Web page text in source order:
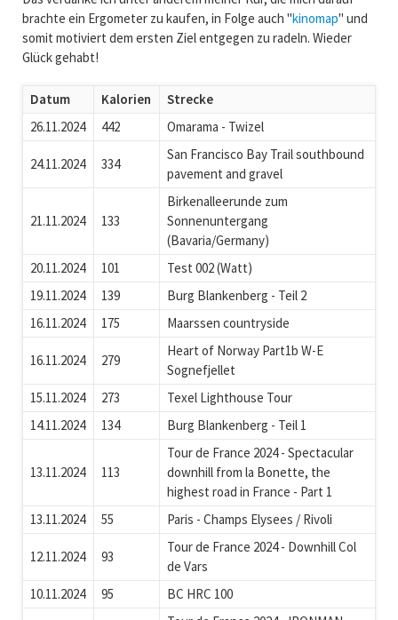
brachte ein Ergometer zu kaufen, in Folge auch "kinomap" und
somit motiviert dem ersten Ziel entgegen zu radeln. Wieder
Glück gehabt!
Datum Kalorien
Strecke
26.11.2024
442 Omarama - Twizel
24.11.2024 334
San Francisco Bay Trail southbound
pavement and gravel
21.11.2024 133
Birkenalleerunde zum
Sonnenuntergang
(Bavaria/Germany)
20.11.2024
101
Test 002 (Watt)
19.11.2024
139
Burg Blankenberg - Teil 2
16.11.2024
175 Maarssen countryside
16.11.2024 279
Heart of Norway Part1b W-E
Sognefjellet
15.11.2024
273
Texel Lighthouse Tour
14.11.2024
134 Burg Blankenberg - Teil 1
13.11.2024 113
Tour de France 2024 - Spectacular
downhill from la Bonette, the
highest road in France - Part 1
13.11.2024
55 Paris - Champs Elysees / Rivoli
12.11.2024 93
Tour de France 2024 - Downhill Col
de Vars
10.11.2024
95
BC HRC 100